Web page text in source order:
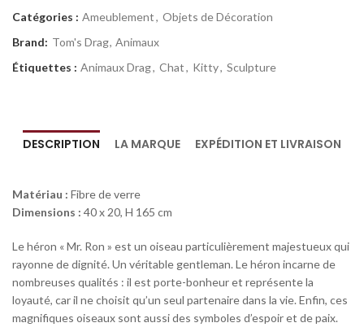
Catégories : Ameublement, Objets de Décoration
Brand: Tom's Drag, Animaux
Étiquettes : Animaux Drag, Chat, Kitty, Sculpture
DESCRIPTION LA MARQUE EXPÉDITION ET LIVRAISON
Matériau : Fibre de verre
Dimensions : 40 x 20, H 165 cm
Le héron « Mr. Ron » est un oiseau particulièrement majestueux qui
rayonne de dignité. Un véritable gentleman. Le héron incarne de
nombreuses qualités : il est porte-bonheur et représente la
loyauté, car il ne choisit qu’un seul partenaire dans la vie. Enfin, ces
magnifiques oiseaux sont aussi des symboles d’espoir et de paix.